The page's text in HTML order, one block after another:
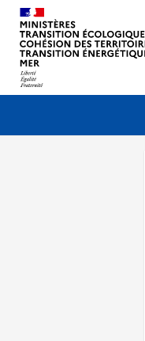
Navigation
Menu principal